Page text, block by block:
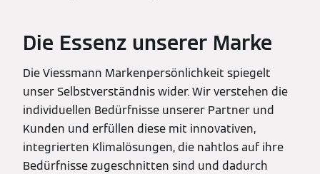
Die Essenz unserer Marke
Die Viessmann Markenpersönlichkeit spiegelt
unser Selbstverständnis wider. Wir verstehen die
individuellen Bedürfnisse unserer Partner und
Kunden und erfüllen diese mit innovativen,
integrierten Klimalösungen, die nahtlos auf ihre
Bedürfnisse zugeschnitten sind und dadurch